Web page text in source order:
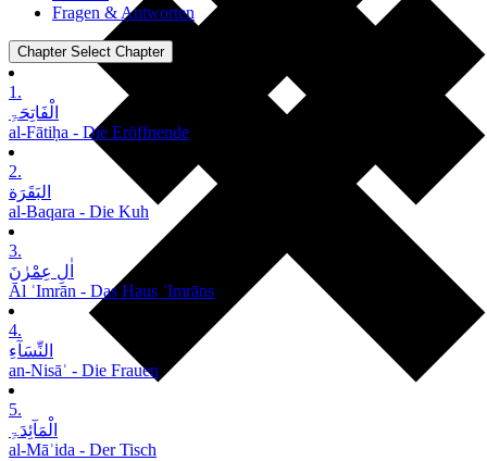
Fragen & Antworten
Chapter Select Chapter
1.
الْفَاتِحَۃِ
al-Fātiḥa - Die Eröffnende
2.
البَقَرَة
al-Baqara - Die Kuh
3.
اٰلِ عِمْرٰنَ
Āl ʿImrān - Das Haus ʿImrāns
4.
النِّسَآءِ
an-Nisāʾ - Die Frauen
5.
الْمَآئِدَۃِ
al-Māʾida - Der Tisch